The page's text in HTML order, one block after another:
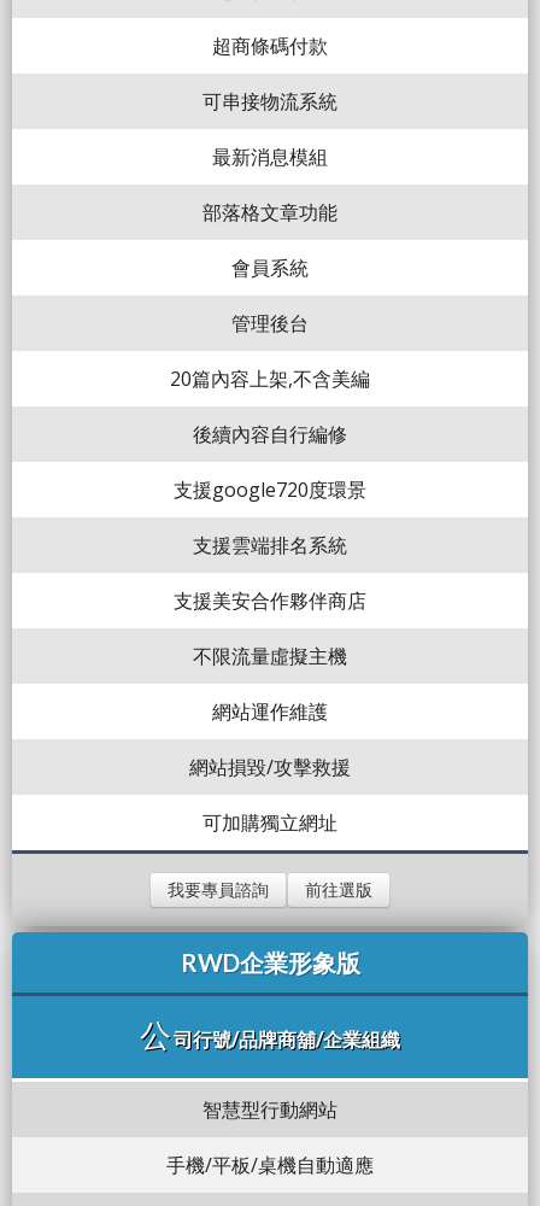
超商條碼付款
可串接物流系統
最新消息模組
部落格文章功能
會員系統
管理後台
20篇內容上架,不含美編
後續內容自行編修
支援google720度環景
支援雲端排名系統
支援美安合作夥伴商店
不限流量虛擬主機
網站運作維護
網站損毀/攻擊救援
可加購獨立網址
我要專員諮詢 前往選版
RWD企業形象版
公司行號/品牌商舖/企業組織
智慧型行動網站
手機/平板/桌機自動適應